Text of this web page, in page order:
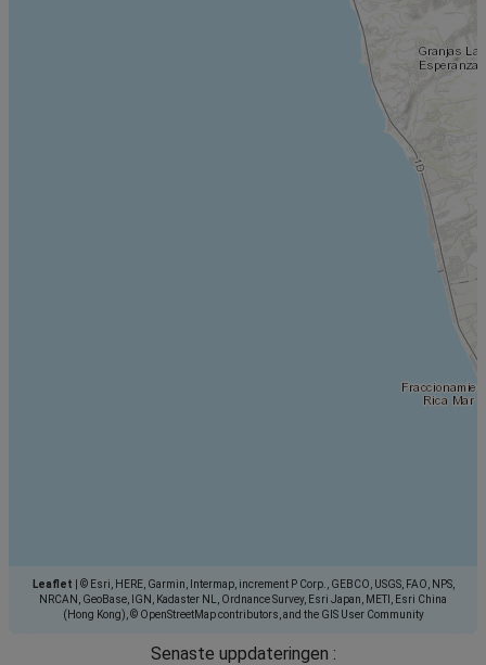
Leaflet
© Esri, HERE, Garmin, Intermap, increment P Corp., GEBCO, USGS, FAO, NPS,
NRCAN, GeoBase, IGN, Kadaster NL, Ordnance Survey, Esri Japan, METI, Esri China
(Hong Kong), © OpenStreetMap contributors, and the GIS User Community
Senaste uppdateringen :